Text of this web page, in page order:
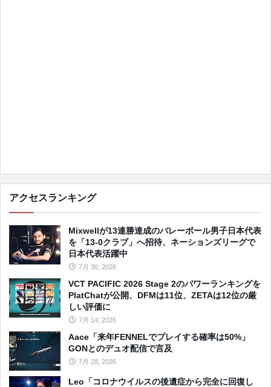
アクセスランキング
Mixwellが13連勝達成のバレーボール男子日本代表
を「13-0クラブ」へ招待、ネーションズリーグで
日本代表活躍中
7月 30, 2026
VCT PACIFIC 2026 Stage 2のパワーランキングを
PlatChatが公開、DFMは11位、ZETAは12位の厳
しい評価に
7月 14, 2026
Aace「来年FENNELでプレイする確率は50%」
GONとのデュオ配信で言及
7月 28, 2026
Leo「コロナウイルスの後遺症から完全に回復し